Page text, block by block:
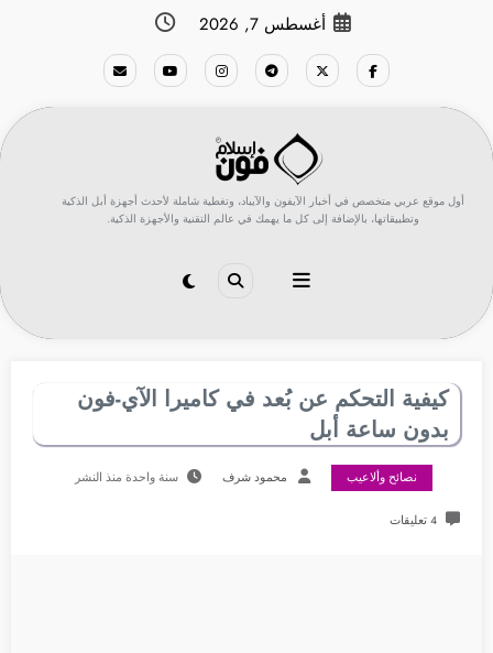
أغسطس 7, 2026
أول موقع عربي متخصص في أخبار الآيفون والآيباد، وتغطية شاملة لأحدث أجهزة أبل الذكية
وتطبيقاتها، بالإضافة إلى كل ما يهمك في عالم التقنية والأجهزة الذكية.
كيفية التحكم عن بُعد في كاميرا الآي-فون
بدون ساعة أبل
نصائح وألاعيب محمود شرف سنة واحدة منذ النشر
4 تعليقات